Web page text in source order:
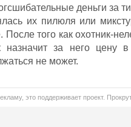
деньги за
их пилюля или
того как охотник-
назначит за него цену
не может.
это поддерживает проект.